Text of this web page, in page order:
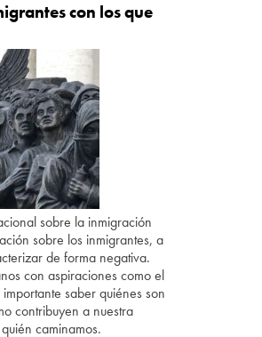
con los que
sobre la inmigración
sobre los inmigrantes, a
de forma negativa.
con aspiraciones como el
saber quiénes son
contribuyen a nuestra
caminamos.